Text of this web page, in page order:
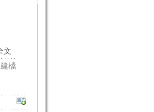
文
檔